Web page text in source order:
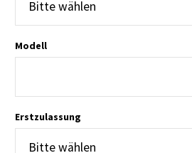
Modell
Erstzulassung